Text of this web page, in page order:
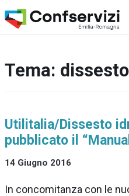
Tema: dissesto
Utilitalia/Dissesto
pubblicato il
14 Giugno 2016
In concomitanza con le